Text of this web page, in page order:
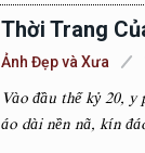
Thời Trang
Ảnh Đẹp và Xưa
Vào đầu thế kỷ 20, y
áo dài nền nã, kín